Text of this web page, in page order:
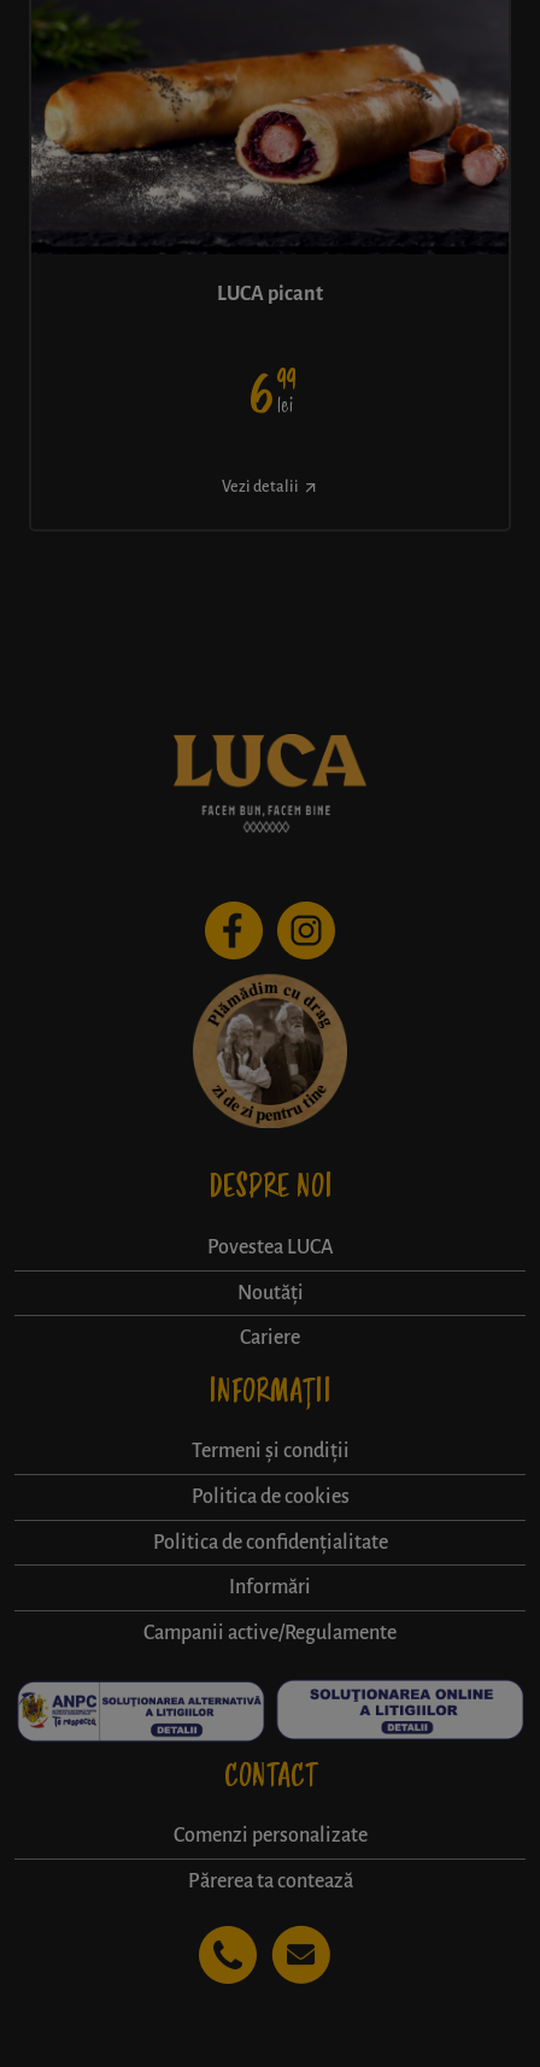
LUCA picant
699
lei
Vezi detalii
DESPRE NOI
Povestea LUCA
Noutăți
Cariere
INFORMAȚII
Termeni și condiții
Politica de cookies
Politica de confidențialitate
Informări
Campanii active/Regulamente
CONTACT
Comenzi personalizate
Părerea ta contează